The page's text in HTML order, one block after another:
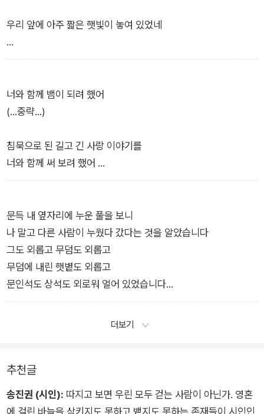
우리 앞에 아주 짧은 햇빛이 놓여 있었네
바닥에 흩어진 빛들을 긁어모아
이미 어둠이 스며든 말은 꺼내지 않았네
너와 함께 뱀이 되려 했어
(…중략…)
침묵으로 된 길고 긴 사랑 이야기를
너와 함께 써 보려 했어
한 벌뿐인 드레스를 고목나무에 걸어 놓고
백 년 동안 계속되는 게으른 신혼을
너와 함께 맞으려 했어
―김개미 「뱀이 되려 했어」 부분
문득 내 옆자리에 누운 풀을 보니
나 말고 다른 사람이 누웠다 갔다는 것을 알았습니다
그도 외롭고 무덤도 외롭고
무덤에 내린 햇볕도 외롭고
문인석도 상석도 외로워 얼어 있었습니다
햇볕과 무덤이 서로를 껴안고 잠들었겠지요
햇볕이 구멍을 열고 무덤을 꺼내 안았습니다
―김점용 「햇볕의 구멍」 부분
더보기
추천글
송진권 (시인): 따지고 보면 우린 모두 걷는 사람이 아닌가. 영혼
에 걸린 바늘을 삼키지도 못하고 뱉지도 못하는 존재들이 시인인